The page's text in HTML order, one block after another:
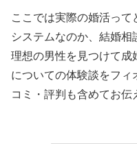
ここでは実際の婚活っ
システムなのか、結婚
理想の男性を見つけて成
についての体験談をフィ
コミ・評判も含めてお伝